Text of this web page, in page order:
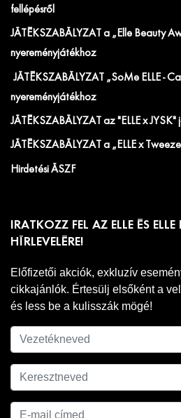
fellépésről
JÁTÉKSZABÁLYZAT a „Elle Beauty
nyereményjátékhoz
JÁTÉKSZABÁLYZAT „SoMe ELLE -
nyereményjátékhoz
JÁTÉKSZABÁLYZAT az "ELLE x
JÁTÉKSZABÁLYZAT a „ELLE x
Hirdetési ÁSZF
IRATKOZZ FEL AZ ELLE ÉS
HÍRLEVELÉRE!
Előfizetői akciók, exkluzív
cikkajánlók. Értesülj elsőként a
és less be a kulisszák mögé!